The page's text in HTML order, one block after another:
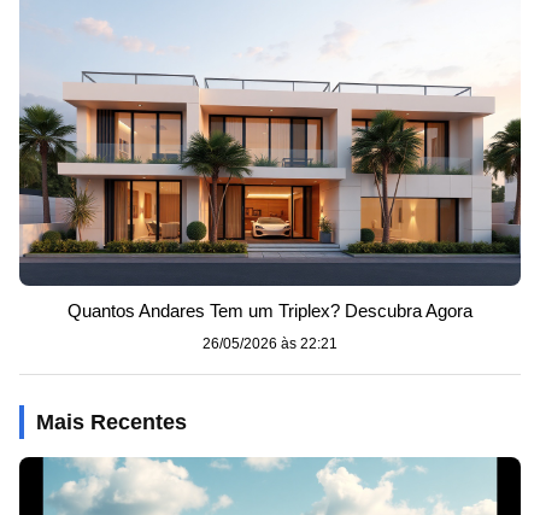
Quantos Andares Tem um Triplex? Descubra Agora
26/05/2026 às 22:21
Mais Recentes